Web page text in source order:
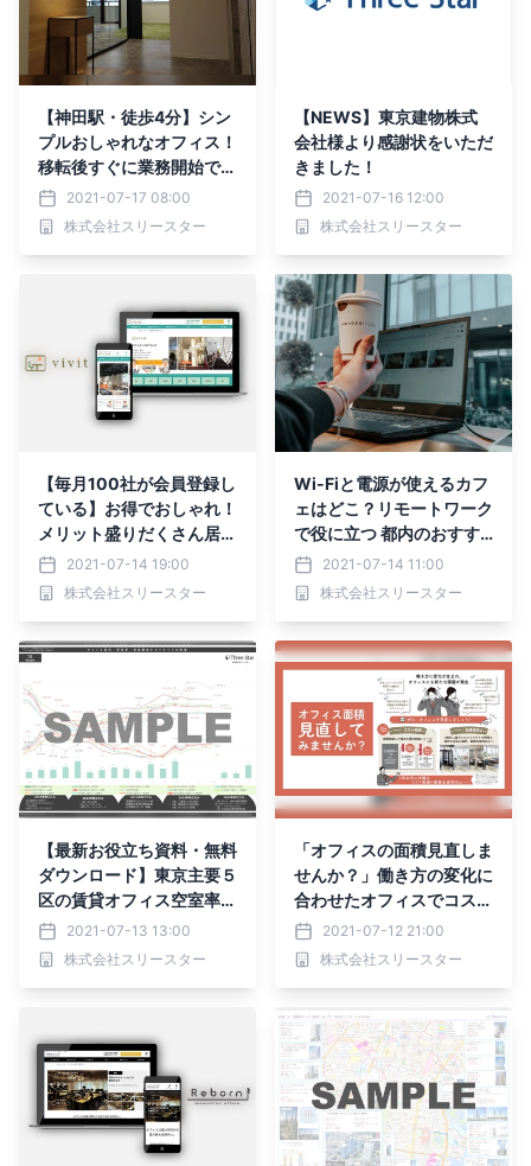
【神田駅・徒歩4分】シン
プルおしゃれなオフィス！
移転後すぐに業務開始でき
るセットアップオフィス
2021-07-17 08:00
株式会社スリースター
【NEWS】東京建物株式
会社様より感謝状をいただ
きました！
2021-07-16 12:00
株式会社スリースター
【毎月100社が会員登録し
ている】お得でおしゃれ！
メリット盛りだくさん居抜
きオフィス専用ポータルサ
イト「vivit」
2021-07-14 19:00
株式会社スリースター
Wi-Fiと電源が使えるカフ
ェはどこ？リモートワーク
で役に立つ 都内のおすす
めスポットをご紹介！
2021-07-14 11:00
株式会社スリースター
【最新お役立ち資料・無料
ダウンロード】東京主要５
区の賃貸オフィス空室率・
平均賃料と市況感（2021
年6月末時点）
2021-07-13 13:00
株式会社スリースター
「オフィスの面積見直しま
せんか？」働き方の変化に
合わせたオフィスでコスト
削減ができる専用サイトを
開設！
2021-07-12 21:00
株式会社スリースター